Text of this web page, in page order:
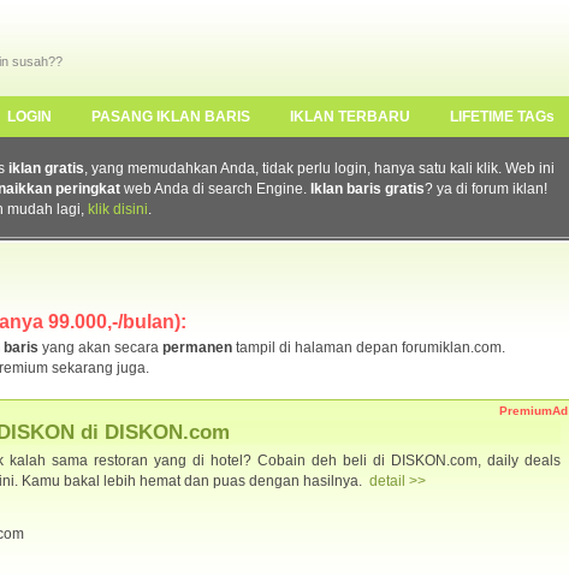
susah??
LOGIN PASANG IKLAN BARIS IKLAN TERBARU LIFETIME TAGs
iklan gratis, yang memudahkan Anda, tidak perlu login, hanya satu kali klik. Web ini
peringkat web Anda di search Engine. Iklan baris gratis? ya di forum iklan!
mudah lagi, klik disini.
99.000,-/bulan):
baris yang akan secara permanen tampil di halaman depan forumiklan.com.
sekarang juga.
PremiumAd
di DISKON.com
kalah sama restoran yang di hotel? Cobain deh beli di DISKON.com, daily deals
Kamu bakal lebih hemat dan puas dengan hasilnya. detail >>